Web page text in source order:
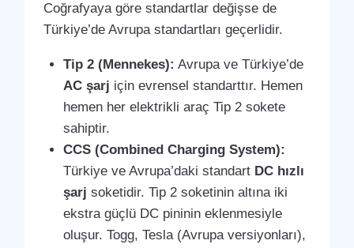
Coğrafyaya göre standartlar değişse de
Türkiye’de Avrupa standartları geçerlidir.
Tip 2 (Mennekes): Avrupa ve Türkiye’de
AC şarj için evrensel standarttır. Hemen
hemen her elektrikli araç Tip 2 sokete
sahiptir.
CCS (Combined Charging System):
Türkiye ve Avrupa’daki standart DC hızlı
şarj soketidir. Tip 2 soketinin altına iki
ekstra güçlü DC pininin eklenmesiyle
oluşur. Togg, Tesla (Avrupa versiyonları),